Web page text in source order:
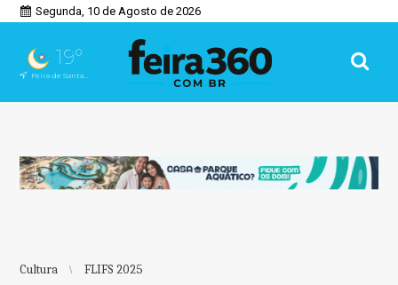
Segunda, 10 de Agosto de 2026
19°
Feira de Santana, BA
Cultura FLIFS 2025